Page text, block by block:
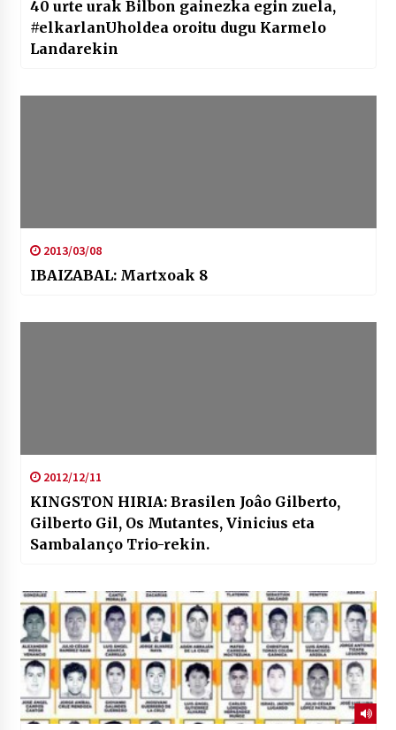
40 urte urak Bilbon gainezka egin zuela,
#elkarlanUholdea oroitu dugu Karmelo
Landarekin
2013/03/08
IBAIZABAL: Martxoak 8
2012/12/11
KINGSTON HIRIA: Brasilen Joâo Gilberto,
Gilberto Gil, Os Mutantes, Vinicius eta
Sambalanço Trio-rekin.